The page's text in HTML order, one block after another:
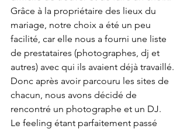
Grâce à la propriétaire des lieux du
mariage, notre choix a été un peu
facilité, car elle nous a fourni une liste
de prestataires (photographes, dj et
autres) avec qui ils avaient déjà travaillé.
Donc après avoir parcouru les sites de
chacun, nous avons décidé de
rencontré un photographe et un DJ.
Le feeling étant parfaitement passé